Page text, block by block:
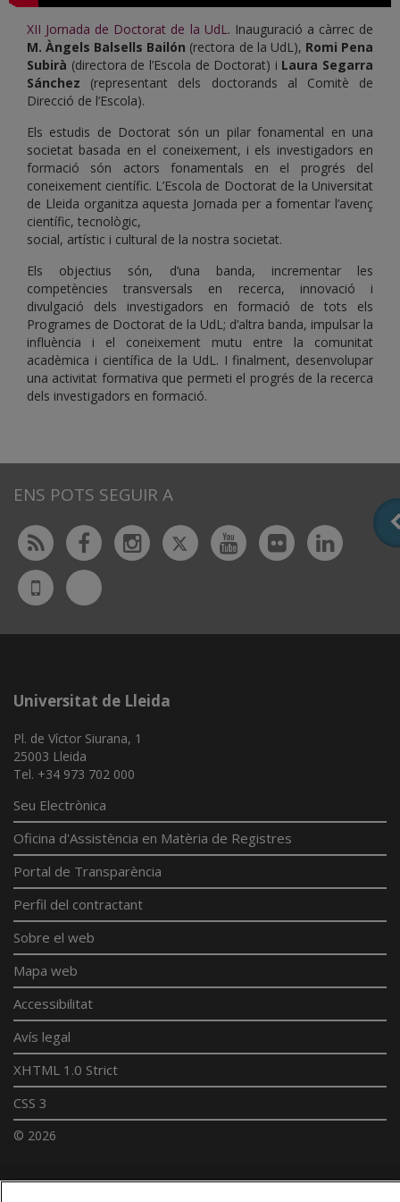
XII Jornada de Doctorat de la UdL. Inauguració a càrrec de
M. Àngels Balsells Bailón (rectora de la UdL), Romi Pena
Subirà (directora de l’Escola de Doctorat) i Laura Segarra
Sánchez (representant dels doctorands al Comitè de
Direcció de l’Escola).
Els estudis de Doctorat són un pilar fonamental en una
societat basada en el coneixement, i els investigadors en
formació són actors fonamentals en el progrés del
coneixement científic. L’Escola de Doctorat de la Universitat
de Lleida organitza aquesta Jornada per a fomentar l’avenç
científic, tecnològic,
social, artístic i cultural de la nostra societat.
Els objectius són, d’una banda, incrementar les
competències transversals en recerca, innovació i
divulgació dels investigadors en formació de tots els
Programes de Doctorat de la UdL; d’altra banda, impulsar la
influència i el coneixement mutu entre la comunitat
acadèmica i científica de la UdL. I finalment, desenvolupar
una activitat formativa que permeti el progrés de la recerca
dels investigadors en formació.
ENS POTS SEGUIR A
Rss FacebookInstagram
TwitterYoutubeFlickr
UdL
App
Bluesky
Universitat de Lleida
Pl. de Víctor Siurana, 1
25003 Lleida
Tel. +34 973 702 000
Seu Electrònica
Oficina d'Assistència en Matèria de Registres
Portal de Transparència
Perfil del contractant
Sobre el web
Mapa web
Accessibilitat
Avís legal
XHTML 1.0 Strict
CSS 3
© 2026